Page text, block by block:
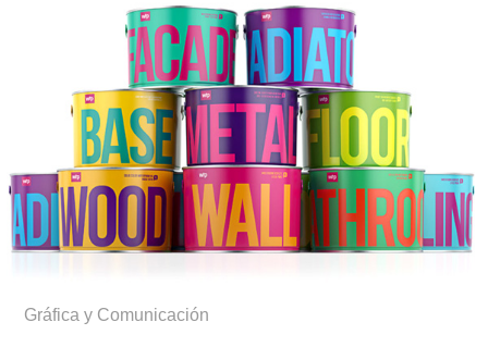
Gráfica y Comunicación